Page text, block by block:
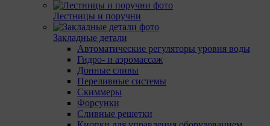
Лестницы и поручни
Закладные детали
Автоматические регуляторы уровня воды
Гидро- и аэромассаж
Донные сливы
Переливные системы
Скиммеры
Форсунки
Сливные решетки